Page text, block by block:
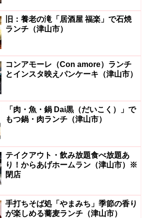
旧：養老の滝「居酒屋 福楽」で石焼
ランチ（津山市）
コンアモーレ（Con amore）ランチ
とインスタ映えパンケーキ（津山市）
「肉・魚・鍋 Dai黒（だいこく）」で
もつ鍋・肉ランチ（津山市）
テイクアウト・飲み放題食べ放題あ
り！からあげホームラン（津山市）※
閉店
手打ちそば処「やまみち」季節の香り
が楽しめる蕎麦ランチ（津山市）